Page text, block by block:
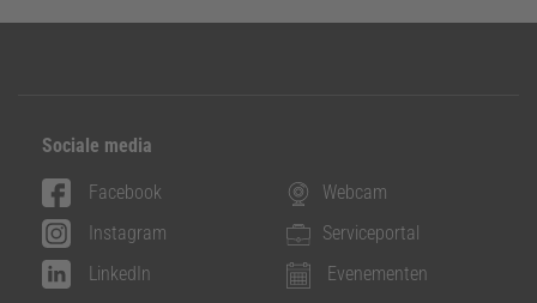
Sociale media
Facebook
Instagram
LinkedIn
Webcam
Serviceportal
Evenementen